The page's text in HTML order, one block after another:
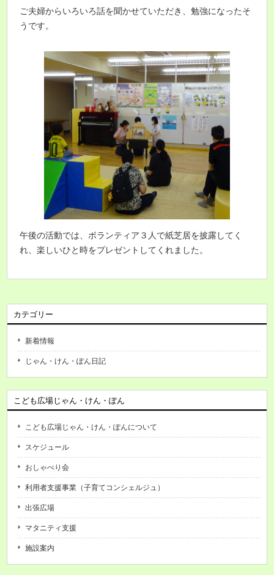
ご夫婦からいろいろ話を聞かせていただき、勉強になったそ
うです。
午後の活動では、ボランティア３人で紙芝居を披露してく
れ、楽しいひと時をプレゼントしてくれました。
カテゴリー
新着情報
じゃん・けん・ぽん日記
こども広場じゃん・けん・ぽん
こども広場じゃん・けん・ぽんについて
スケジュール
おしゃべり会
利用者支援事業（子育てコンシェルジュ）
出張広場
マタニティ支援
施設案内